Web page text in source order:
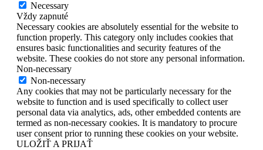
Necessary
Vždy zapnuté
Necessary cookies are absolutely essential for the website to
function properly. This category only includes cookies that
ensures basic functionalities and security features of the
website. These cookies do not store any personal information.
Non-necessary
Non-necessary
Any cookies that may not be particularly necessary for the
website to function and is used specifically to collect user
personal data via analytics, ads, other embedded contents are
termed as non-necessary cookies. It is mandatory to procure
user consent prior to running these cookies on your website.
ULOŽIŤ A PRIJAŤ